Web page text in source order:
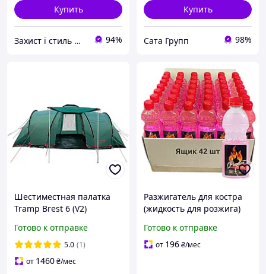
Купить
Захист і стиль — в одному магазині 94%
Купить
Сата Групп 98%
Шестиместная палатка
Tramp Brest 6 (V2)
большим тамбуром и
вентиляцией (UTRT-083)
Готово к отправке
5.0 (1)
от 1460₴/мес
Разжигатель для костра
(жидкость для розжига)
(комплект 42 шт.)
Готово к отправке
от 196₴/мес